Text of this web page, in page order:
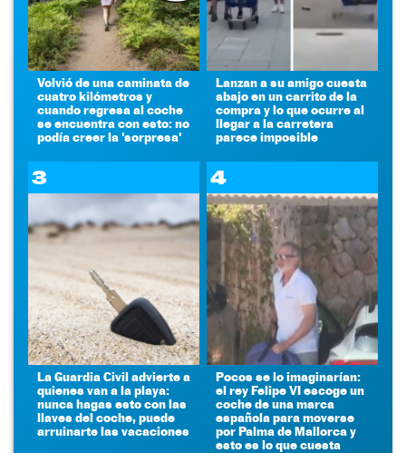
Volvió de una caminata de
cuatro kilómetros y
cuando regresa al coche
se encuentra con esto: no
podía creer la 'sorpresa'
Lanzan a su amigo cuesta
abajo en un carrito de la
compra y lo que ocurre al
llegar a la carretera
parece imposible
3
La Guardia Civil advierte a
quienes van a la playa:
nunca hagas esto con las
llaves del coche, puede
arruinarte las vacaciones
4
Pocos se lo imaginarían:
el rey Felipe VI escoge un
coche de una marca
española para moverse
por Palma de Mallorca y
esto es lo que cuesta